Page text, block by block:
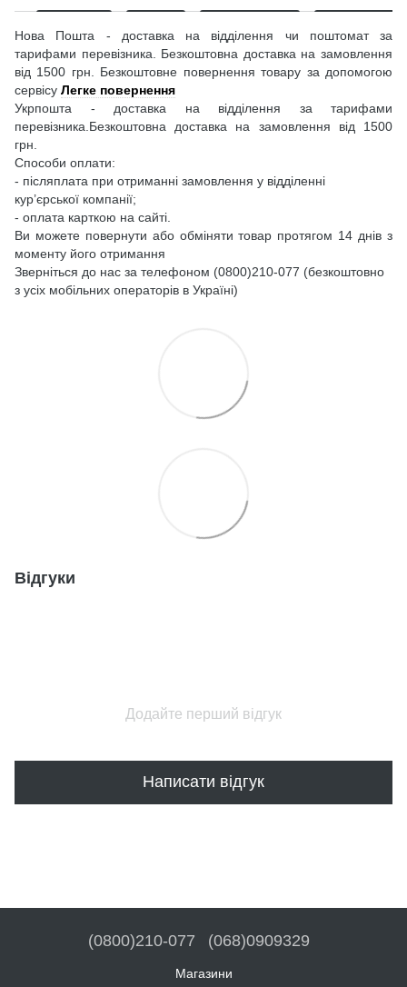
Нова Пошта - доставка на відділення чи поштомат за
тарифами перевізника. Безкоштовна доставка на замовлення
від 1500 грн. Безкоштовне повернення товару за допомогою
сервісу Легке повернення
Укрпошта - доставка на відділення за тарифами
перевізника.Безкоштовна доставка на замовлення від 1500
грн.
Способи оплати:
- післяплата при отриманні замовлення у відділенні
кур’єрської компанії;
- оплата карткою на сайті.
Ви можете повернути або обміняти товар протягом 14 днів з
моменту його отримання
Зверніться до нас за телефоном (0800)210-077 (безкоштовно
з усіх мобільних операторів в Україні)
Відгуки
Додайте перший відгук
Написати відгук
(0800)210-077 (068)0909329
Магазини